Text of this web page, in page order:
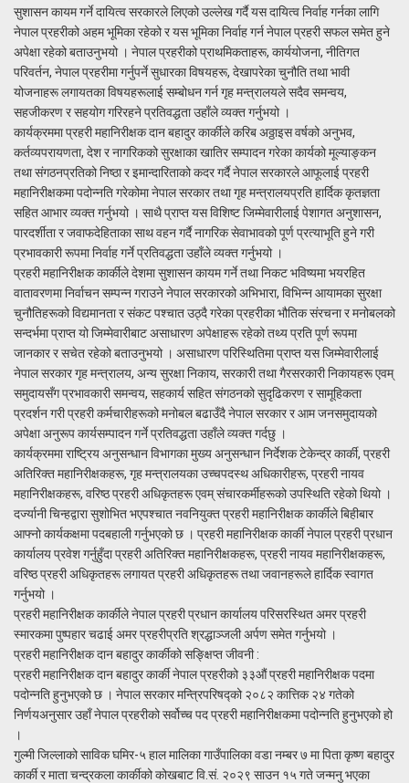
सुशासन कायम गर्ने दायित्व सरकारले लिएको उल्लेख गर्दै यस दायित्व निर्वाह गर्नका लागि
नेपाल प्रहरीको अहम भूमिका रहेको र यस भूमिका निर्वाह गर्न नेपाल प्रहरी सफल समेत हुने
अपेक्षा रहेको बताउनुभयो । नेपाल प्रहरीको प्राथमिकताहरू, कार्ययोजना, नीतिगत
परिवर्तन, नेपाल प्रहरीमा गर्नुपर्ने सुधारका विषयहरू, देखापरेका चुनौति तथा भावी
योजनाहरू लगायतका विषयहरूलाई सम्बोधन गर्न गृह मन्त्रालयले सदैव समन्वय,
सहजीकरण र सहयोग गरिरहने प्रतिवद्धता उहाँले व्यक्त गर्नुभयो ।
कार्यक्रममा प्रहरी महानिरीक्षक दान बहादुर कार्कीले करिब अठ्ठाइस वर्षको अनुभव,
कर्तव्यपरायणता, देश र नागरिकको सुरक्षाका खातिर सम्पादन गरेका कार्यको मूल्याङ्कन
तथा संगठनप्रतिको निष्ठा र इमान्दारिताको कदर गर्दै नेपाल सरकारले आफूलाई प्रहरी
महानिरीक्षकमा पदोन्नति गरेकोमा नेपाल सरकार तथा गृह मन्त्रालयप्रति हार्दिक कृतज्ञता
सहित आभार व्यक्त गर्नुभयो । साथै प्राप्त यस विशिष्ट जिम्मेवारीलाई पेशागत अनुशासन,
पारदर्शीता र जवाफदेहिताका साथ वहन गर्दै नागरिक सेवाभावको पूर्ण प्रत्याभूति हुने गरी
प्रभावकारी रूपमा निर्वाह गर्ने प्रतिवद्धता उहाँले व्यक्त गर्नुभयो ।
प्रहरी महानिरीक्षक कार्कीले देशमा सुशासन कायम गर्ने तथा निकट भविष्यमा भयरहित
वातावरणमा निर्वाचन सम्पन्न गराउने नेपाल सरकारको अभिभारा, विभिन्न आयामका सुरक्षा
चुनौतिहरूको विद्यमानता र संकट पश्चात उठ्दै गरेका प्रहरीका भौतिक संरचना र मनोबलको
सन्दर्भमा प्राप्त यो जिम्मेवारीबाट असाधारण अपेक्षाहरू रहेको तथ्य प्रति पूर्ण रूपमा
जानकार र सचेत रहेको बताउनुभयो । असाधारण परिस्थितिमा प्राप्त यस जिम्मेवारीलाई
नेपाल सरकार गृह मन्त्रालय, अन्य सुरक्षा निकाय, सरकारी तथा गैरसरकारी निकायहरू एवम्
समुदायसँग प्रभावकारी समन्वय, सहकार्य सहित संगठनको सुदृढिकरण र सामूहिकता
प्रदर्शन गरी प्रहरी कर्मचारीहरूको मनोबल बढाउँदै नेपाल सरकार र आम जनसमुदायको
अपेक्षा अनुरूप कार्यसम्पादन गर्ने प्रतिवद्धता उहाँले व्यक्त गर्दछु ।
कार्यक्रममा राष्ट्रिय अनुसन्धान विभागका मुख्य अनुसन्धान निर्देशक टेकेन्द्र कार्की, प्रहरी
अतिरिक्त महानिरीक्षकहरू, गृह मन्त्रालयका उच्चपदस्थ अधिकारीहरू, प्रहरी नायव
महानिरीक्षकहरू, वरिष्ठ प्रहरी अधिकृतहरू एवम् संचारकर्मीहरूको उपस्थिति रहेको थियो ।
दर्ज्यानी चिन्हद्वारा सुशोभित भएपश्चात नवनियुक्त प्रहरी महानिरीक्षक कार्कीले बिहीबार
आफ्नो कार्यकक्षमा पदबहाली गर्नुभएको छ । प्रहरी महानिरीक्षक कार्की नेपाल प्रहरी प्रधान
कार्यालय प्रवेश गर्नुहुँदा प्रहरी अतिरिक्त महानिरीक्षकहरू, प्रहरी नायव महानिरीक्षकहरू,
वरिष्ठ प्रहरी अधिकृतहरू लगायत प्रहरी अधिकृतहरू तथा जवानहरूले हार्दिक स्वागत
गर्नुभयो ।
प्रहरी महानिरीक्षक कार्कीले नेपाल प्रहरी प्रधान कार्यालय परिसरस्थित अमर प्रहरी
स्मारकमा पुष्पहार चढाई अमर प्रहरीप्रति श्रद्धाञ्जली अर्पण समेत गर्नुभयो ।
प्रहरी महानिरीक्षक दान बहादुर कार्कीको सङ्क्षिप्त जीवनी :
प्रहरी महानिरीक्षक दान बहादुर कार्की नेपाल प्रहरीको ३३औं प्रहरी महानिरीक्षक पदमा
पदोन्नति हुनुभएको छ । नेपाल सरकार मन्त्रिपरिषद्को २०८२ कात्तिक २४ गतेको
निर्णयअनुसार उहाँ नेपाल प्रहरीको सर्वोच्च पद प्रहरी महानिरीक्षकमा पदोन्नति हुनुभएको हो
।
गुल्मी जिल्लाको साविक घमिर-५ हाल मालिका गाउँपालिका वडा नम्बर ७ मा पिता कृष्ण बहादुर
कार्की र माता चन्द्रकला कार्कीको कोखबाट वि.सं. २०२९ साउन १५ गते जन्मनु भएका